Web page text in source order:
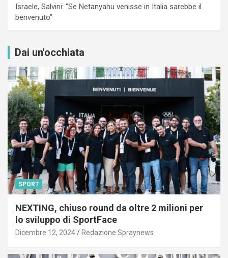
Israele, Salvini: “Se Netanyahu venisse in Italia sarebbe il
benvenuto”
Dai un'occhiata
SPORT
NEXTING, chiuso round da oltre 2 milioni per
lo sviluppo di SportFace
Dicembre 12, 2024 Redazione Spraynews